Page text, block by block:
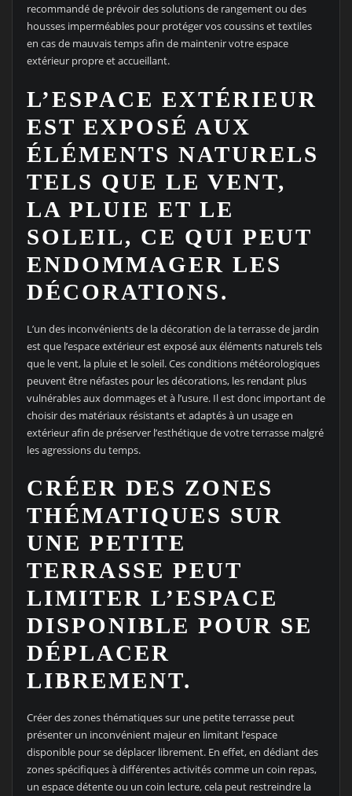
recommandé de prévoir des solutions de rangement ou des
housses imperméables pour protéger vos coussins et textiles
en cas de mauvais temps afin de maintenir votre espace
extérieur propre et accueillant.
L’ESPACE EXTÉRIEUR
EST EXPOSÉ AUX
ÉLÉMENTS NATURELS
TELS QUE LE VENT,
LA PLUIE ET LE
SOLEIL, CE QUI PEUT
ENDOMMAGER LES
DÉCORATIONS.
L’un des inconvénients de la décoration de la terrasse de jardin
est que l’espace extérieur est exposé aux éléments naturels tels
que le vent, la pluie et le soleil. Ces conditions météorologiques
peuvent être néfastes pour les décorations, les rendant plus
vulnérables aux dommages et à l’usure. Il est donc important de
choisir des matériaux résistants et adaptés à un usage en
extérieur afin de préserver l’esthétique de votre terrasse malgré
les agressions du temps.
CRÉER DES ZONES
THÉMATIQUES SUR
UNE PETITE
TERRASSE PEUT
LIMITER L’ESPACE
DISPONIBLE POUR SE
DÉPLACER
LIBREMENT.
Créer des zones thématiques sur une petite terrasse peut
présenter un inconvénient majeur en limitant l’espace
disponible pour se déplacer librement. En effet, en dédiant des
zones spécifiques à différentes activités comme un coin repas,
un espace détente ou un coin lecture, cela peut restreindre la